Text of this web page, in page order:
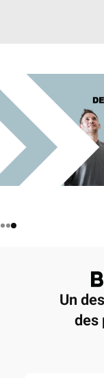
Un
des